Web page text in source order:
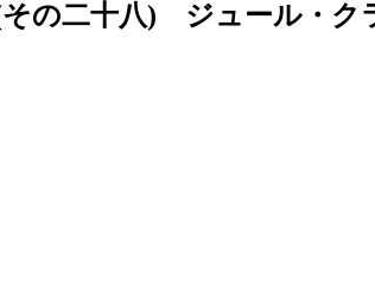
の二十八) ジュール・ク